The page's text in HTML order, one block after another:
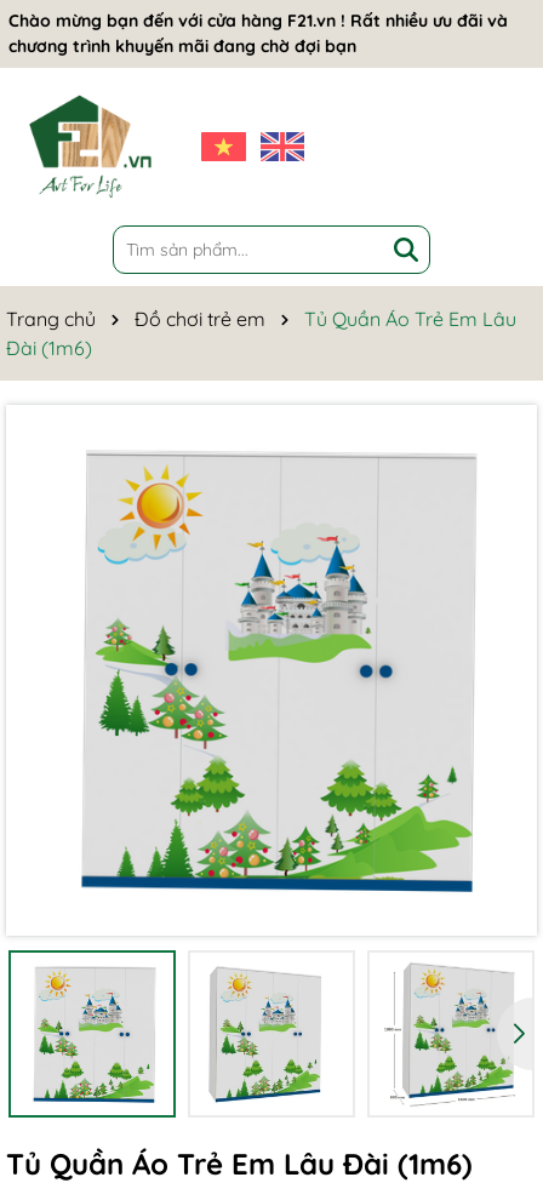
Chào mừng bạn đến với cửa hàng F21.vn ! Rất nhiều ưu đãi và
chương trình khuyến mãi đang chờ đợi bạn
Trang chủ Đồ chơi trẻ em
Tủ Quần Áo Trẻ Em Lâu
Đài (1m6)
Tủ Quần Áo Trẻ Em Lâu Đài (1m6)
Mã giảm giá:
Ngày hết hạn: